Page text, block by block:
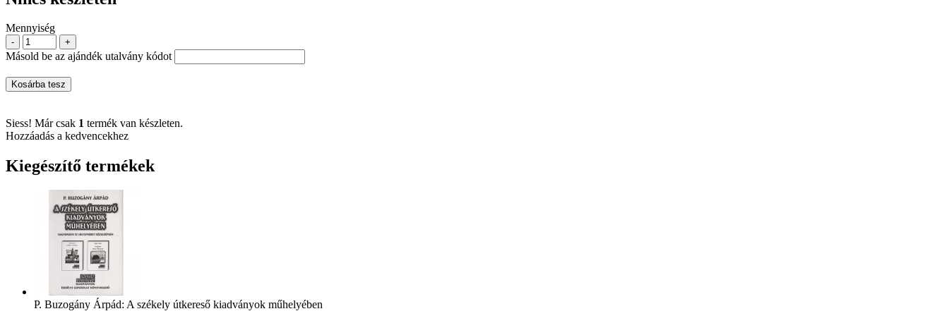
Mennyiség
- +
Másold be az ajándék utalvány kódot
Kosárba tesz
Siess! Már csak 1 termék van készleten.
Hozzáadás a kedvencekhez
Kiegészítő termékek
P. Buzogány Árpád: A székely útkereső kiadványok műhelyében